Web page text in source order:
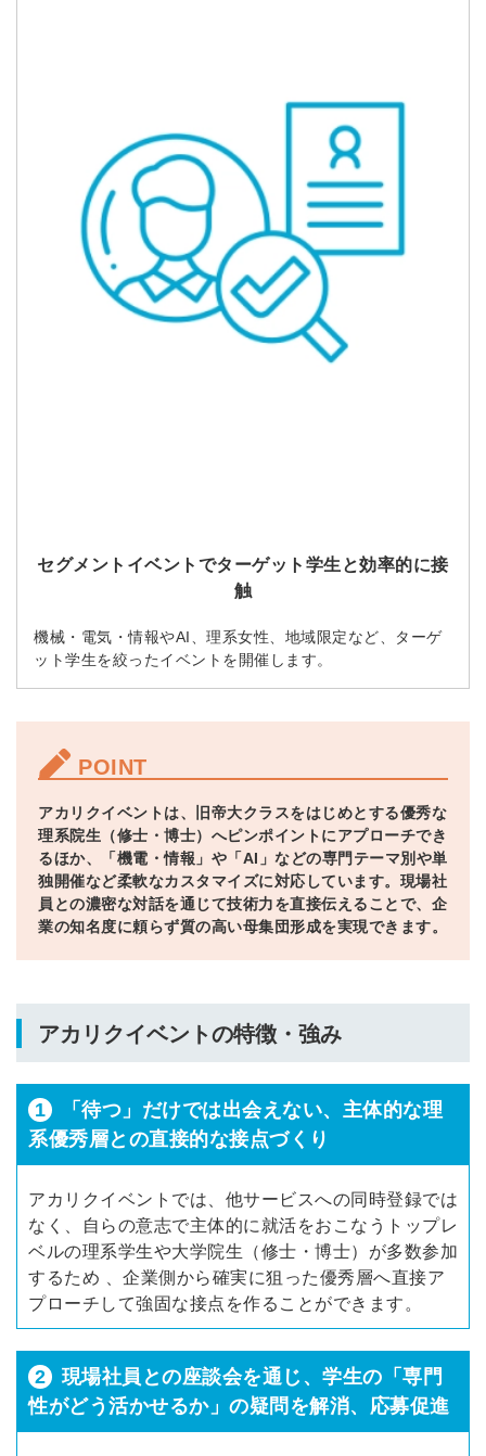
セグメントイベントでターゲット学生と効率的に接
触
機械・電気・情報やAI、理系女性、地域限定など、ターゲ
ット学生を絞ったイベントを開催します。
POINT
アカリクイベントは、旧帝大クラスをはじめとする優秀な
理系院生（修士・博士）へピンポイントにアプローチでき
るほか、「機電・情報」や「AI」などの専門テーマ別や単
独開催など柔軟なカスタマイズに対応しています。現場社
員との濃密な対話を通じて技術力を直接伝えることで、企
業の知名度に頼らず質の高い母集団形成を実現できます。
アカリクイベントの特徴・強み
1
「待つ」だけでは出会えない、主体的な理
系優秀層との直接的な接点づくり
アカリクイベントでは、他サービスへの同時登録では
なく、自らの意志で主体的に就活をおこなうトップレ
ベルの理系学生や大学院生（修士・博士）が多数参加
するため 、企業側から確実に狙った優秀層へ直接ア
プローチして強固な接点を作ることができます。
2
現場社員との座談会を通じ、学生の「専門
性がどう活かせるか」の疑問を解消、応募促進